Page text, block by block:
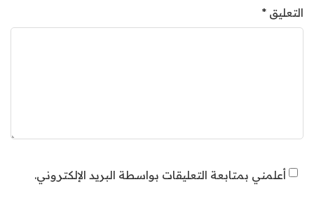
التعليق *
أعلمني بمتابعة التعليقات بواسطة البريد الإلكتروني.